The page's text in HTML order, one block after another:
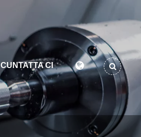
CUNTATTA CI